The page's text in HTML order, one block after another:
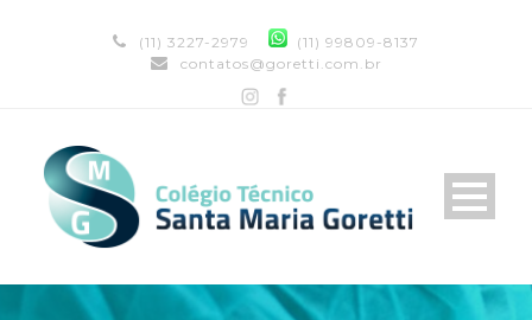
(11) 3227-2979
(11) 99809-8137
contatos@goretti.com.br